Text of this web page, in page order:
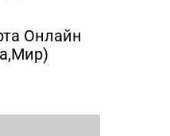
Онлайн